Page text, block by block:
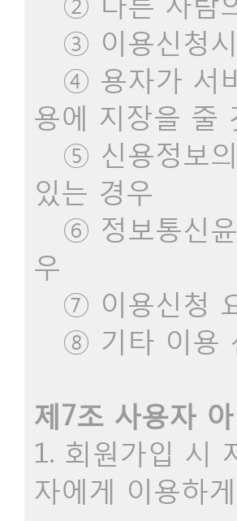
③ 이용신청시
④ 용자가 서
용에 지장을 줄
⑤ 신용정보의
있는 경우
⑥ 정보통신윤
우
⑦ 이용신청
⑧ 기타 이용
제7조 사용자
1. 회원가입 시
자에게 이용하